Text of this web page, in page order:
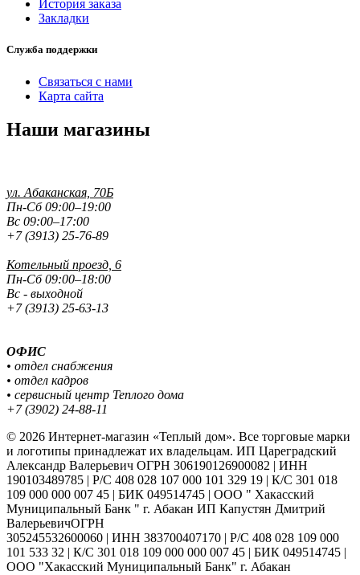
История заказа
Закладки
Служба поддержки
Связаться с нами
Карта сайта
Наши магазины
ул. Абаканская, 70Б
Пн-Сб 09:00–19:00
Вс 09:00–17:00
+7 (3913) 25-76-89
Котельный проезд, 6
Пн-Сб 09:00–18:00
Вс - выходной
+7 (3913) 25-63-13
ОФИС
• отдел снабжения
• отдел кадров
• сервисный центр Теплого дома
+7 (3902) 24-88-11
© 2026 Интернет-магазин «Теплый дом». Все торговые марки
и логотипы принадлежат их владельцам. ИП Цареградский
Александр Валерьевич ОГРН 306190126900082 | ИНН
190103489785 | Р/С 408 028 107 000 101 329 19 | К/С 301 018
109 000 000 007 45 | БИК 049514745 | ООО " Хакасский
Муниципальный Банк " г. Абакан ИП Капустян Дмитрий
ВалерьевичОГРН
305245532600060 | ИНН 383700407170 | Р/С 408 028 109 000
101 533 32 | К/С 301 018 109 000 000 007 45 | БИК 049514745 |
ООО "Хакасский Муниципальный Банк" г. Абакан